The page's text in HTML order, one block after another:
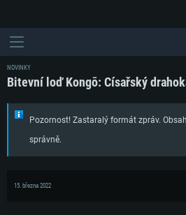
NOVINKY
Bitevní loď Kongō: Císařský
Pozornost! Zastaralý formát zpráv.
správně.
15. března 2022